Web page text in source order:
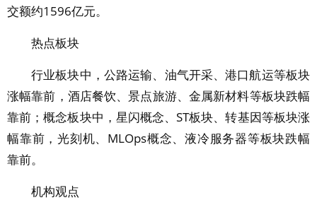
交额约1596亿元。
热点板块
行业板块中，公路运输、油气开采、港口航运等板块
涨幅靠前，酒店餐饮、景点旅游、金属新材料等板块跌幅
靠前；概念板块中，星闪概念、ST板块、转基因等板块涨
幅靠前，光刻机、MLOps概念、液冷服务器等板块跌幅
靠前。
机构观点